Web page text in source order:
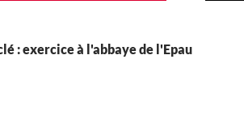
: exercice à l'abbaye de l'Epau